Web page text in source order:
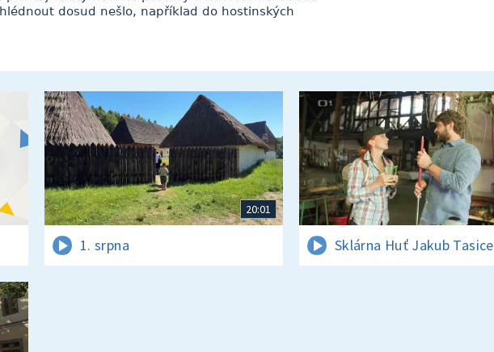
dosud nešlo, například do hostinských
20:01
1. srpna Sklárna Huť Jakub Tasice